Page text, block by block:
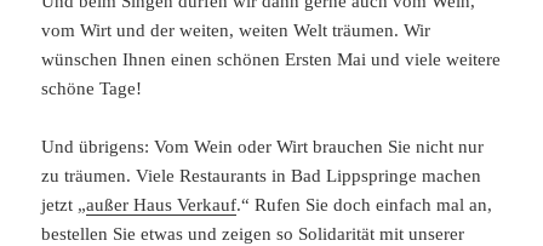
vom Wirt und der weiten, weiten Welt träumen. Wir
wünschen Ihnen einen schönen Ersten Mai und viele weitere
schöne Tage!
Und übrigens: Vom Wein oder Wirt brauchen Sie nicht nur
zu träumen. Viele Restaurants in Bad Lippspringe machen
jetzt „außer Haus Verkauf.“ Rufen Sie doch einfach mal an,
bestellen Sie etwas und zeigen so Solidarität mit unserer